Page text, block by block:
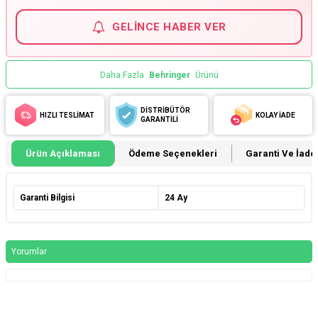
GELINCE HABER VER
Daha Fazla Behringer Ürünü
HIZLI TESLİMAT
DİSTRİBÜTÖR
GARANTİLİ
KOLAY İADE
Ürün Açıklaması Ödeme Seçenekleri Garanti Ve İade
Garanti Bilgisi 24 Ay
Yorumlar